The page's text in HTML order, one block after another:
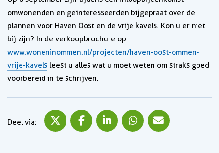
omwonenden en geïnteresseerden bijgepraat over de
plannen voor Haven Oost en de vrije kavels. Kon u er niet
bij zijn? In de verkoopbrochure op
www.woneninommen.nl/projecten/haven-oost-ommen-
vrije-kavels leest u alles wat u moet weten om straks goed
voorbereid in te schrijven.
Deel via:
Deel via XDeel via Facebook
Deel via LinkedInDeel via WhatsApp